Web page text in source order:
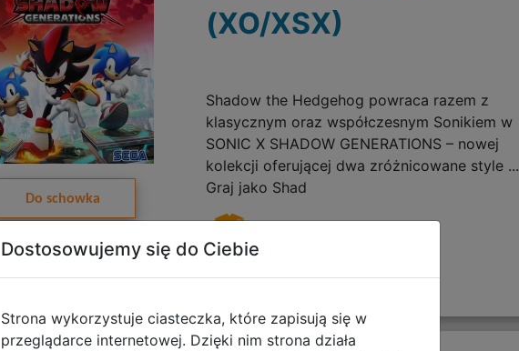
Do schowka
Galeria zdjęć
(XO/XSX)
Shadow the Hedgehog powraca razem z
klasycznym oraz współczesnym Sonikiem w
SONIC X SHADOW GENERATIONS – nowej
kolekcji oferującej dwa zróżnicowane style ...
Graj jako Shad
Dostosowujemy się do Ciebie
Strona wykorzystuje ciasteczka, które zapisują się w
przeglądarce internetowej. Dzięki nim strona działa